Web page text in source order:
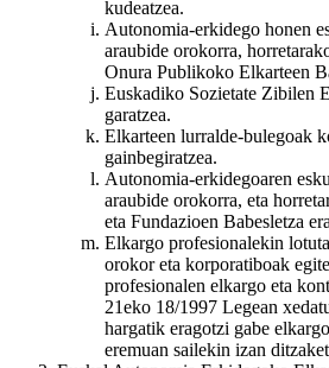
kudeatzea.
Autonomia-erkidego honen
araubide orokorra,
Onura Publikoko Elkarteen
Euskadiko Sozietate Zibilen
garatzea.
Elkarteen lurralde-bulegoak
gainbegiratzea.
Autonomia-erkidegoaren
araubide orokorra, eta
eta Fundazioen Babesletza
Elkargo profesionalekin
orokor eta korporatiboak
profesionalen elkargo eta
21eko 18/1997 Legean
hargatik eragotzi gabe
eremuan sailekin izan